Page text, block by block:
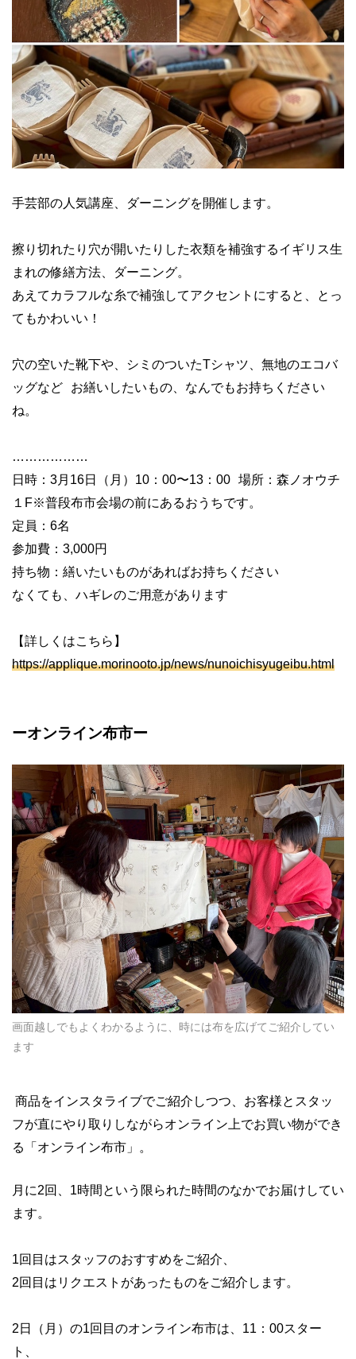
手芸部の人気講座、ダーニングを開催します。
擦り切れたり穴が開いたりした衣類を補強するイギリス生
まれの修繕方法、ダーニング。
あえてカラフルな糸で補強してアクセントにすると、とっ
てもかわいい！
穴の空いた靴下や、シミのついたTシャツ、無地のエコバ
ッグなど お繕いしたいもの、なんでもお持ちください
ね。
………………
日時：3月16日（月）10：00〜13：00 場所：森ノオウチ
１F※普段布市会場の前にあるおうちです。
定員：6名
参加費：3,000円
持ち物：繕いたいものがあればお持ちください
なくても、ハギレのご用意があります
【詳しくはこちら】
https://applique.morinooto.jp/news/nunoichisyugeibu.html
ーオンライン布市ー
画面越しでもよくわかるように、時には布を広げてご紹介してい
ます
商品をインスタライブでご紹介しつつ、お客様とスタッ
フが直にやり取りしながらオンライン上でお買い物ができ
る「オンライン布市」。
月に2回、1時間という限られた時間のなかでお届けしてい
ます。
1回目はスタッフのおすすめをご紹介、
2回目はリクエストがあったものをご紹介します。
2日（月）の1回目のオンライン布市は、11：00スター
ト、